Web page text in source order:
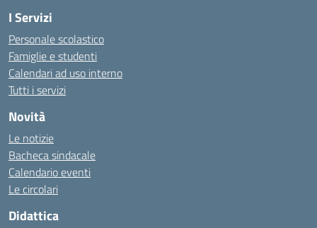
I Servizi
Personale scolastico
Famiglie e studenti
Calendari ad uso interno
Tutti i servizi
Novità
Le notizie
Bacheca sindacale
Calendario eventi
Le circolari
Didattica